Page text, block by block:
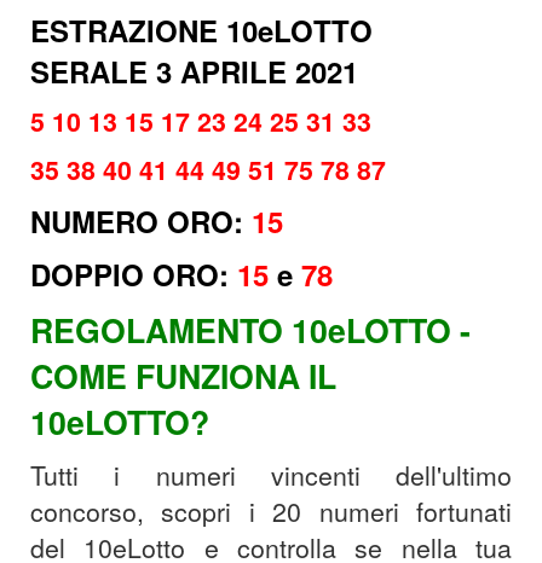
ESTRAZIONE 10eLOTTO
SERALE 3 APRILE 2021
5 10 13 15 17 23 24 25 31 33
35 38 40 41 44 49 51 75 78 87
NUMERO ORO: 15
DOPPIO ORO: 15 e 78
REGOLAMENTO 10eLOTTO -
COME FUNZIONA IL
10eLOTTO?
Tutti i numeri vincenti dell'ultimo
concorso, scopri i 20 numeri fortunati
del 10eLotto e controlla se nella tua